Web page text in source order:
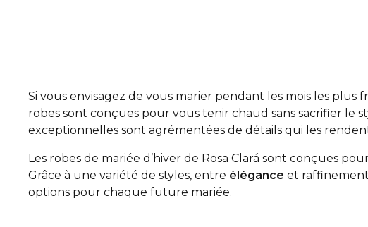
Si vous envisagez de vous marier pendant les mois les plus
robes sont conçues pour vous tenir chaud sans sacrifier le
exceptionnelles sont agrémentées de détails qui les
Les robes de mariée d’hiver de Rosa Clará sont conçues
Grâce à une variété de styles, entre élégance et
options pour chaque future mariée.